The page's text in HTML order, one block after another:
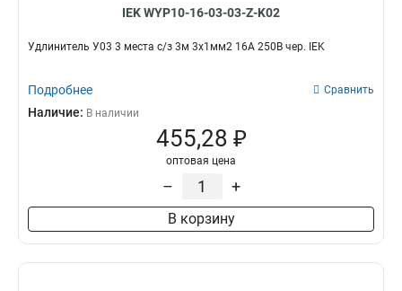
IEK WYP10-16-03-03-Z-K02
Удлинитель У03 3 места с/з 3м 3х1мм2 16А 250В чер. IEK
Подробнее Сравнить
Наличие: В наличии
455,28 ₽
оптовая цена
– +
В корзину